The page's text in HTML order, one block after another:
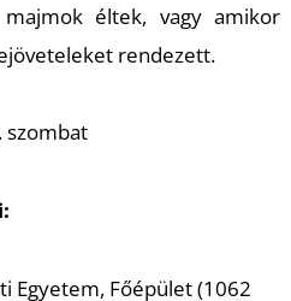
éltek, vagy amikor
rendezett.
szombat
Egyetem, Főépület (1062